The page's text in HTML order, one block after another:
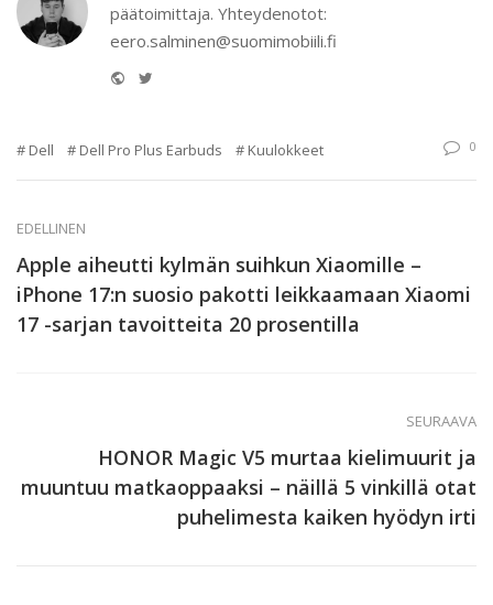
päätoimittaja. Yhteydenotot:
eero.salminen@suomimobiili.fi
Website
Dell Dell Pro Plus Earbuds Kuulokkeet 0
EDELLINEN
Apple aiheutti kylmän suihkun Xiaomille –
iPhone 17:n suosio pakotti leikkaamaan Xiaomi
17 -sarjan tavoitteita 20 prosentilla
SEURAAVA
HONOR Magic V5 murtaa kielimuurit ja
muuntuu matkaoppaaksi – näillä 5 vinkillä otat
puhelimesta kaiken hyödyn irti